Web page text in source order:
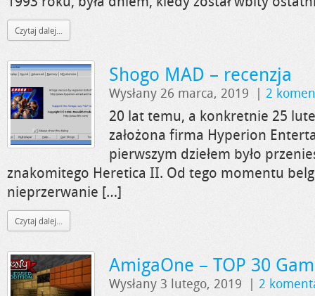
Czytaj dalej...
Shogo MAD – recenzja
Wysłany 26 marca, 2019 | 2
20 lat temu, a konkretnie 25
założona firma Hyperion
pierwszym dziełem było
znakomitego Heretica II. Od tego momentu
nieprzerwanie […]
Czytaj dalej...
AmigaOne – TOP 30
Wysłany 3 lutego, 2019 | 2